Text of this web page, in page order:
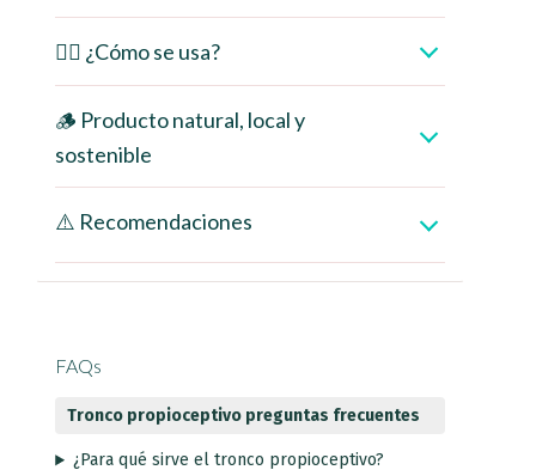
🧘‍♀️ ¿Cómo se usa?
🪵 Producto natural, local y
sostenible
⚠️ Recomendaciones
FAQs
Tronco propioceptivo preguntas frecuentes
¿Para qué sirve el tronco propioceptivo?